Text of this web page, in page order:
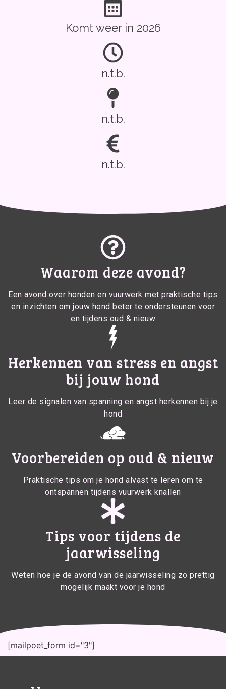
Komt weer in 2026
n.t.b.
n.t.b.
n.t.b.
Waarom deze avond?
Een avond over honden en vuurwerk met praktische tips
en inzichten om jouw hond beter te ondersteunen voor
en tijdens oud & nieuw
Herkennen van stress en angst
bij jouw hond
Leer de signalen van spanning en angst herkennen bij je
hond
Voorbereiden op oud & nieuw
Praktische tips om je hond alvast te leren om te
ontspannen tijdens vuurwerk knallen
Tips voor tijdens de
jaarwisseling
Weten hoe je de avond van de jaarwisseling zo prettig
mogelijk maakt voor je hond
[mailpoet_form id="3"]